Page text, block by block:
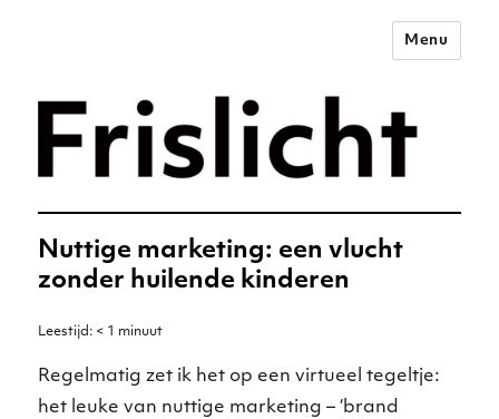
Merkstrategie voor het
digitale tijdperk –
Frislicht
Menu
Nuttige marketing: een vlucht
zonder huilende kinderen
Leestijd: < 1 minuut
Regelmatig zet ik het op een virtueel tegeltje:
het leuke van nuttige marketing – ‘brand